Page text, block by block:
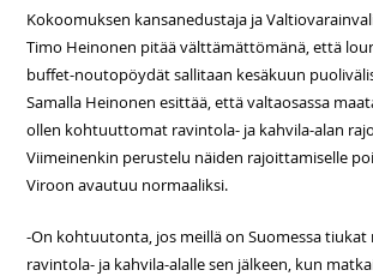
Kokoomuksen kansanedustaja ja
Timo Heinonen pitää välttämättömänä, että
buffet-noutopöydät sallitaan kesäkuun
Samalla Heinonen esittää, että valtaosassa
ollen kohtuuttomat ravintola- ja kahvila-alan
Viimeinenkin perustelu näiden rajoittamiselle
Viroon avautuu normaaliksi.
-On kohtuutonta, jos meillä on Suomessa
ravintola- ja kahvila-alalle sen jälkeen, kun